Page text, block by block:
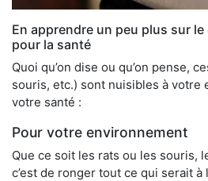
En apprendre un peu plus sur
pour la santé
Quoi qu’on dise ou qu’on pense,
souris, etc.) sont nuisibles à votre
votre santé :
Pour votre environnement
Que ce soit les rats ou les souris,
c’est de ronger tout ce qui serait à